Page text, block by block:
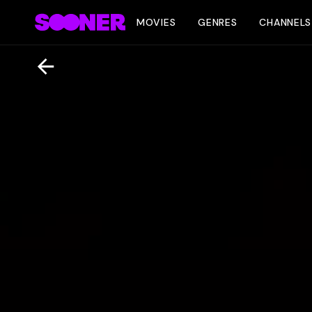
MOVIES GENRES CHANNELS